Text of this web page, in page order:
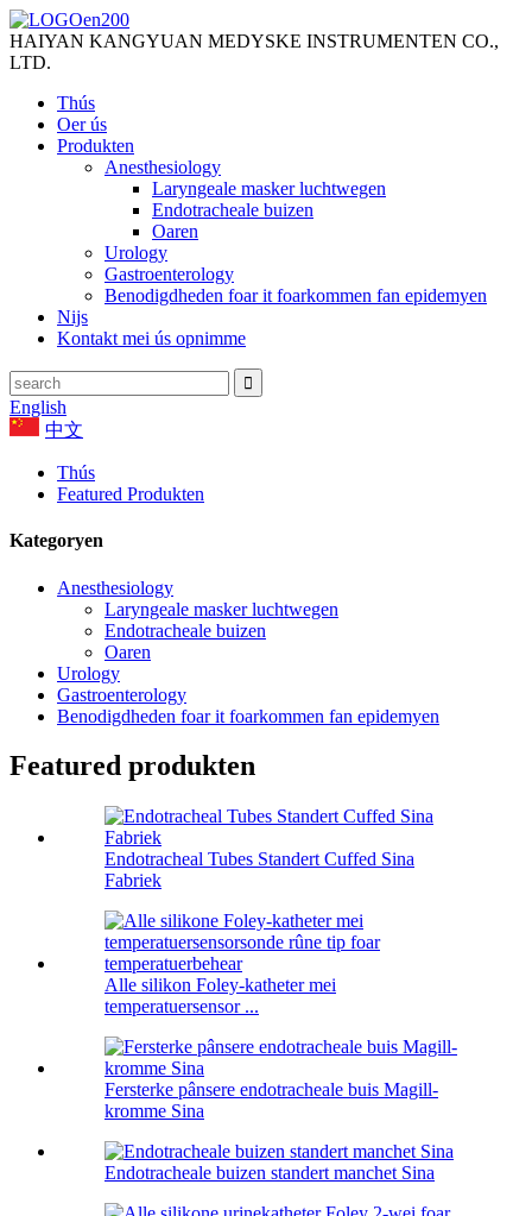
HAIYAN KANGYUAN MEDYSKE INSTRUMENTEN CO.,
LTD.
Thús
Oer ús
Produkten
Anesthesiology
Laryngeale masker luchtwegen
Endotracheale buizen
Oaren
Urology
Gastroenterology
Benodigdheden foar it foarkommen fan epidemyen
Nijs
Kontakt mei ús opnimme
English
中文
Thús
Featured Produkten
Kategoryen
Anesthesiology
Laryngeale masker luchtwegen
Endotracheale buizen
Oaren
Urology
Gastroenterology
Benodigdheden foar it foarkommen fan epidemyen
Featured produkten
Endotracheal Tubes Standert Cuffed Sina
Fabriek
Alle silikon Foley-katheter mei
temperatuersensor ...
Fersterke pânsere endotracheale buis Magill-
kromme Sina
Endotracheale buizen standert manchet Sina